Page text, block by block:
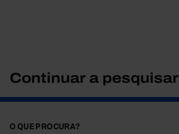
Continuar a pesquisar
O QUE PROCURA?